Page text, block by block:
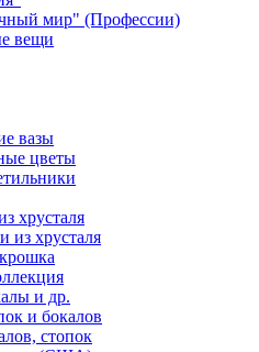
мир" (Профессии)
вещи
вазы
цветы
хрусталя
из хрусталя
и др.
и бокалов
стопок